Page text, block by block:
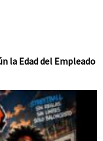
la Edad del Empleado